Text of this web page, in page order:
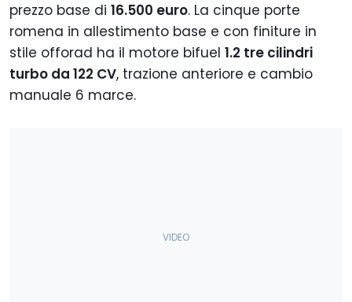
prezzo base di 16.500 euro. La cinque porte
romena in allestimento base e con finiture in
stile offorad ha il motore bifuel 1.2 tre cilindri
turbo da 122 CV, trazione anteriore e cambio
manuale 6 marce.